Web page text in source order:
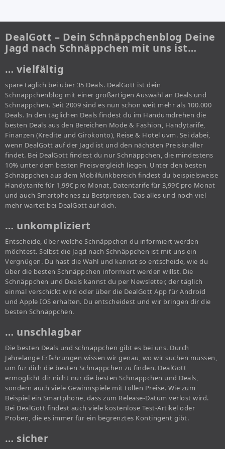
DealGott – Dein Schnäppchenblog Deine
Jagd nach Schnäppchen mit uns ist…
… vielfältig
spare täglich bei über 35 Deals. DealGott ist dein
Schnäppchenblog mit einer großartigen Auswahl an Deals und
Schnäppchen. Seit 2009 sind es nun schon weit mehr als 100.000
Deals. In den täglichen Deals findest du im Handumdrehen die
besten Deals aus den Bereichen Mode & Fashion, Handytarife,
Finanzen (Kredite und Girokonto), Reise & Hotel uvm. Sei dabei,
wenn DealGott auf der Jagd ist und den nächsten Preisknaller
findet. Bei DealGott findest du nur Schnäppchen, die mindestens
10% unter dem besten Preisvergleich liegen. Unter den besten
Schnäppchen aus dem Mobilfunkbereich findest du beispielsweise
Handytarife für 1,99€ pro Monat, Datentarife für 3,99€ pro Monat
und auch Smartphones zu Bestpreisen. Das alles und noch viel
mehr wartet bei DealGott auf dich.
… unkompliziert
Entscheide, über welche Schnäppchen du informiert werden
möchtest. Selbst die Jagd nach Schnäppchen ist mit uns ein
Vergnügen. Du hast die Wahl und kannst so entscheide, wie du
über die besten Schnäppchen informiert werden willst. Die
Schnäppchen und Deals kannst du per Newsletter, der täglich
einmal verschickt wird oder über die DealGott App für Android
und Apple IOS erhalten. Du entscheidest und wir bringen dir die
besten Schnäppchen.
… unschlagbar
Die besten Deals und schnäppchen gibt es bei uns. Durch
Jahrelange Erfahrungen wissen wir genau, wo wir suchen müssen,
um für dich die besten Schnäppchen zu finden. DealGott
ermöglicht dir nicht nur die besten Schnäppchen und Deals,
sondern auch viele Gewinnspiele mit tollen Preise. Wie zum
Beispiel ein Smartphone, dass zum Release-Datum verlost wird.
Bei DealGott findest auch viele kostenlose Test-Artikel oder
Proben, die es immer für ein begrenztes Kontingent gibt.
… sicher